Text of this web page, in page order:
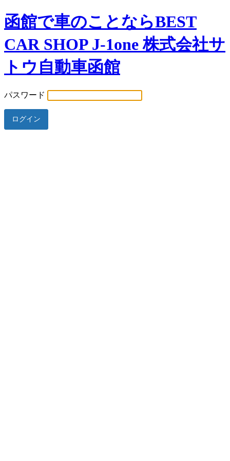
函館で車のことならBEST
CAR SHOP J-1one 株式会社サ
トウ自動車函館
パスワード